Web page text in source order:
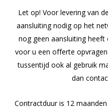
Let op! Voor levering van
aansluiting nodig op het
nog geen aansluiting
voor u een offerte
tussentijd ook al gebruik
dan
Contractduur is 12